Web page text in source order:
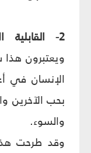
2- القابلية الأخلاقية:
ويعتبرون
الإنسان في
بحب الآخرين
والسوء.
وقد طرحت